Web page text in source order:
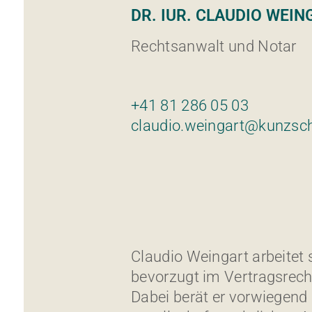
DR. IUR. CLAUDIO
Rechtsanwalt und Notar
+41 81 286 05 03
Claudio Weingart arbeitet
bevorzugt im
Dabei berät er